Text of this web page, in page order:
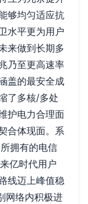
够均匀适应抗
水平更为用户
来做到长期多
乃至更高速率
盖的最安全成
了多核/多处
护电力合理面
合体现面。系
拥有的电信
亿时代用户
线迈上峰值稳
网络内积极进